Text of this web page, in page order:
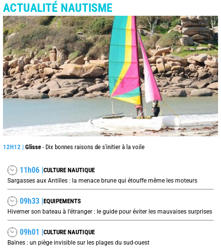
ACTUALITÉ NAUTISME
12H12 | Glisse - Dix bonnes raisons de s'initier à la voile
11h06 |CULTURE NAUTIQUE
Sargasses aux Antilles : la menace brune qui étouffe même les moteurs
09h33 |EQUIPEMENTS
Hiverner son bateau à l’étranger : le guide pour éviter les mauvaises surprises
09h01 |CULTURE NAUTIQUE
Baïnes : un piège invisible sur les plages du sud-ouest